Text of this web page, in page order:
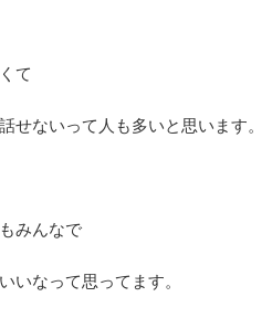
て
せないって人も多いと思います。
みんなで
いなって思ってます。